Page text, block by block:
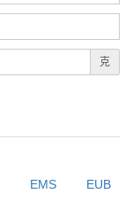
克
EMS
EUB